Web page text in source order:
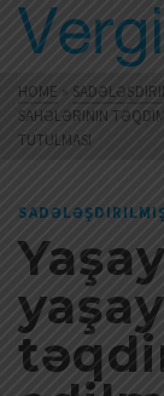
HOME »
SAHƏLƏRININ
TUTULMASI